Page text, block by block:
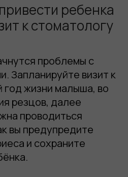
ребенка
к стоматологу
проблемы с
Запланируйте визит к
год жизни малыша, во
резцов, далее
проводиться
вы предупредите
и сохраните